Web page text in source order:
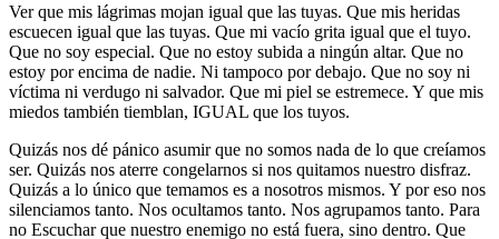
Ver que mis lágrimas mojan igual que las tuyas. Que mis heridas
escuecen igual que las tuyas. Que mi vacío grita igual que el tuyo.
Que no soy especial. Que no estoy subida a ningún altar. Que no
estoy por encima de nadie. Ni tampoco por debajo. Que no soy ni
víctima ni verdugo ni salvador. Que mi piel se estremece. Y que mis
miedos también tiemblan, IGUAL que los tuyos.
Quizás nos dé pánico asumir que no somos nada de lo que creíamos
ser. Quizás nos aterre congelarnos si nos quitamos nuestro disfraz.
Quizás a lo único que temamos es a nosotros mismos. Y por eso nos
silenciamos tanto. Nos ocultamos tanto. Nos agrupamos tanto. Para
no Escuchar que nuestro enemigo no está fuera, sino dentro. Que